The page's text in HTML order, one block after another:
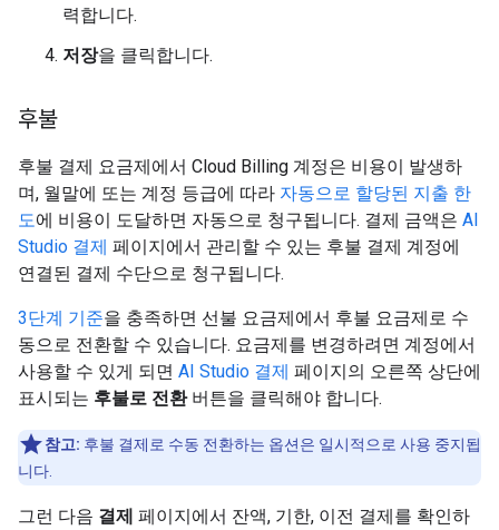
력합니다.
저장을 클릭합니다.
후불
후불 결제 요금제에서 Cloud Billing 계정은 비용이 발생하
며, 월말에 또는 계정 등급에 따라 자동으로 할당된 지출 한
도에 비용이 도달하면 자동으로 청구됩니다. 결제 금액은 AI
Studio 결제 페이지에서 관리할 수 있는 후불 결제 계정에
연결된 결제 수단으로 청구됩니다.
3단계 기준을 충족하면 선불 요금제에서 후불 요금제로 수
동으로 전환할 수 있습니다. 요금제를 변경하려면 계정에서
사용할 수 있게 되면 AI Studio 결제 페이지의 오른쪽 상단에
표시되는 후불로 전환버튼을 클릭해야 합니다.
참고: 후불 결제로 수동 전환하는 옵션은 일시적으로 사용 중지됩
니다.
그런 다음 결제 페이지에서 잔액, 기한, 이전 결제를 확인하